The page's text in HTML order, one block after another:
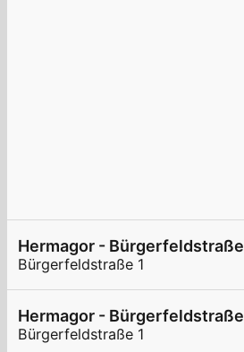
Hermagor - Bürgerfeldstraße
Bürgerfeldstraße 1
Hermagor - Bürgerfeldstraße
Bürgerfeldstraße 1